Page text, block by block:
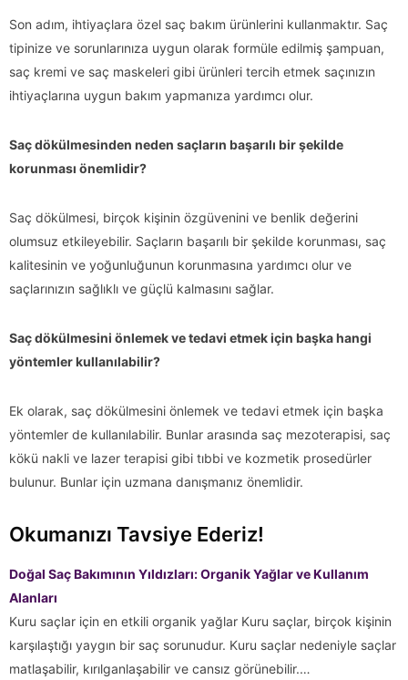
Son adım, ihtiyaçlara özel saç bakım ürünlerini kullanmaktır. Saç
tipinize ve sorunlarınıza uygun olarak formüle edilmiş şampuan,
saç kremi ve saç maskeleri gibi ürünleri tercih etmek saçınızın
ihtiyaçlarına uygun bakım yapmanıza yardımcı olur.
Saç dökülmesinden neden saçların başarılı bir şekilde
korunması önemlidir?
Saç dökülmesi, birçok kişinin özgüvenini ve benlik değerini
olumsuz etkileyebilir. Saçların başarılı bir şekilde korunması, saç
kalitesinin ve yoğunluğunun korunmasına yardımcı olur ve
saçlarınızın sağlıklı ve güçlü kalmasını sağlar.
Saç dökülmesini önlemek ve tedavi etmek için başka hangi
yöntemler kullanılabilir?
Ek olarak, saç dökülmesini önlemek ve tedavi etmek için başka
yöntemler de kullanılabilir. Bunlar arasında saç mezoterapisi, saç
kökü nakli ve lazer terapisi gibi tıbbi ve kozmetik prosedürler
bulunur. Bunlar için uzmana danışmanız önemlidir.
Okumanızı Tavsiye Ederiz!
Doğal Saç Bakımının Yıldızları: Organik Yağlar ve Kullanım
Alanları
Kuru saçlar için en etkili organik yağlar Kuru saçlar, birçok kişinin
karşılaştığı yaygın bir saç sorunudur. Kuru saçlar nedeniyle saçlar
matlaşabilir, kırılganlaşabilir ve cansız görünebilir.…